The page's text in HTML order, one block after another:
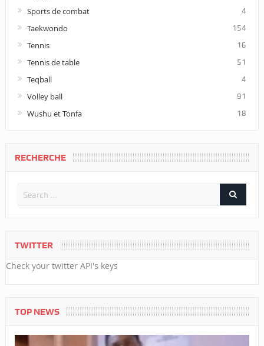
Sports de combat 4
Taekwondo 154
Tennis 16
Tennis de table 51
Teqball 4
Volley ball 91
Wushu et Tonfa 18
RECHERCHE
TWITTER
Check your twitter API's keys
TOP NEWS